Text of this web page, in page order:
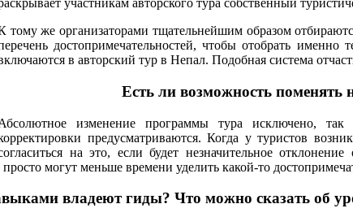
участникам авторского тура собственный
тому же организаторами тщательнейшим образом
достопримечательностей, чтобы отобрать
в авторский тур в Непал. Подобная система
Есть ли возможность поменять
изменение программы тура исключено, так
предусматриваются. Когда у туристов
на это, если будет незначительное
могут меньше времени уделить какой-то
владеют гиды? Что можно сказать об